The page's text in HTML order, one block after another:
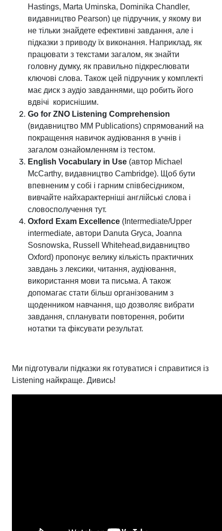
Hastings, Marta Uminska, Dominika Chandler,
видавництво Pearson) це підручник, у якому ви
не тільки знайдете ефективні завдання, але і
підказки з приводу їх виконання. Наприклад, як
працювати з текстами загалом, як знайти
головну думку, як правильно підкреслювати
ключові слова. Також цей підручник у комплекті
має диск з аудіо завданнями, що робить його
вдвічі кориснішим.
Go for ZNO Listening Comprehension
(видавництво MM Publications) спрямований на
покращення навичок аудіювання в учнів і
загалом ознайомленням із тестом.
English Vocabulary in Use (автор Michael
McCarthy, видавництво Cambridge). Щоб бути
впевненим у собі і гарним співбесідником,
вивчайте найхарактерніші англійські слова і
словосполучення тут.
Oxford Exam Excellence (Intermediate/Upper
intermediate, автори Dаnuta Gryca, Joanna
Sosnowska, Russell Whitehead,видавництво
Oxford) пропонує велику кількість практичних
завдань з лексики, читання, аудіювання,
використання мови та письма. А також
допомагає стати більш організованим з
щоденником навчання, що дозволяє вибрати
завдання, спланувати повторення, робити
нотатки та фіксувати результат.
Ми підготували підказки як готуватися і справитися із
Listening найкраще. Дивись!